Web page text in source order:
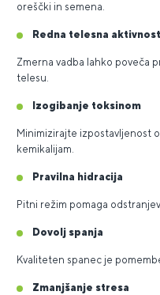
oreščki in semena.
Redna telesna aktivnost
Zmerna vadba lahko poveča
telesu.
Izogibanje toksinom
Minimizirajte izpostavljenost
kemikalijam.
Pravilna hidracija
Pitni režim pomaga
Dovolj spanja
Kvaliteten spanec je
Zmanjšanje stresa